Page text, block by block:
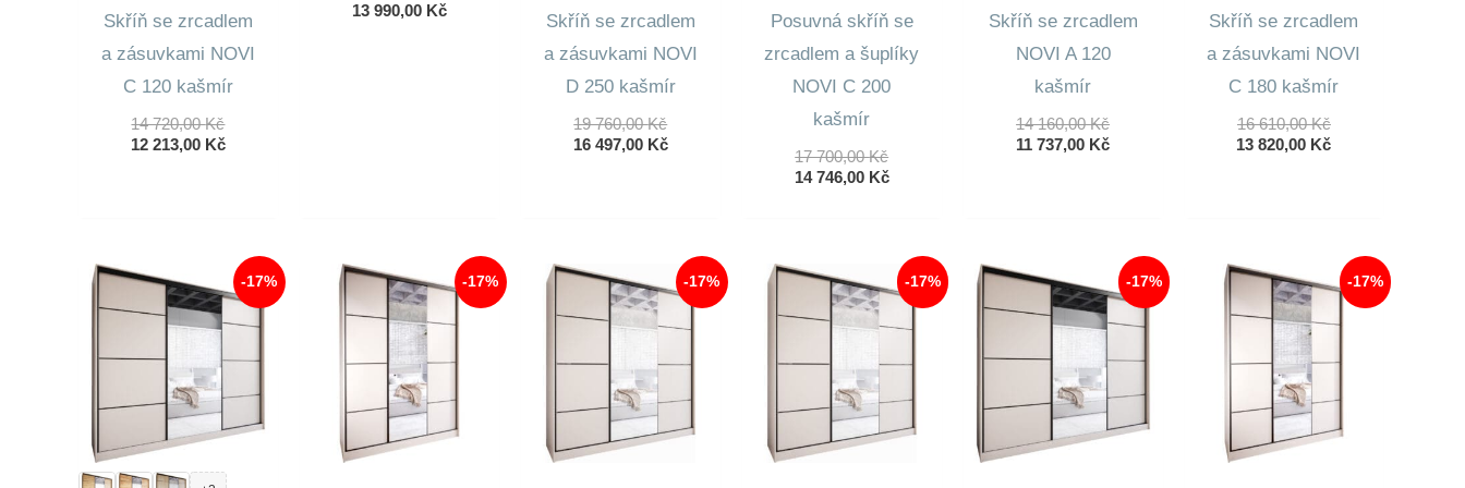
Skříň se zrcadlem
a zásuvkami NOVI
C 120 kašmír
14 720,00KčPůvodní
Cena
12 213,00 KčAktuální
Cena
13 990,00 KčAktuální
Skříň se zrcadlem
a zásuvkami NOVI
D 250 kašmír
19 760,00KčPůvodní
Cena
16 497,00 KčAktuální
Posuvná skříň se
zrcadlem a šuplíky
NOVI C 200
kašmír
17 700,00KčPůvodní
Cena
14 746,00 KčAktuální
746,00 Kč.
Skříň se zrcadlem
NOVI A 120
kašmír
14 160,00KčPůvodní
Cena
11 737,00 KčAktuální
Skříň se zrcadlem
a zásuvkami NOVI
C 180 kašmír
16 610,00KčPůvodní
Cena
13 820,00 KčAktuální
-17% -17% -17% -17% -17% -17%